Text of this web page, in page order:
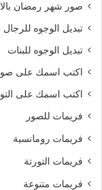
صور شهر رمضان
تبديل الوجوه للرجال
تبديل الوجوه للبنات
اكتب اسمك على
اكتب اسمك على
فريمات للصور
فريمات رومانسية
فريمات التورتة
فريمات متنوعة